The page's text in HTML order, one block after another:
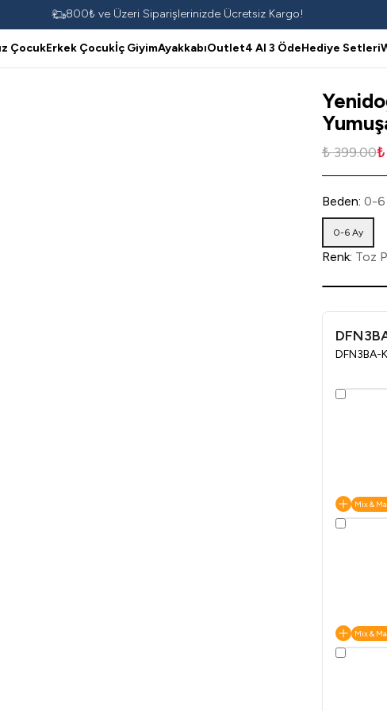
800₺ ve Üzeri Siparişlerinizde Ücretsiz Kargo!
ÇocukErkek Çocukİç GiyimAyakkabıOutlet4 Al 3 ÖdeHediye Setleri
₺ 399.00
Beden: 0-6
0-6 Ay
Renk: Toz
DFN3BA-
Mix &
Mix &